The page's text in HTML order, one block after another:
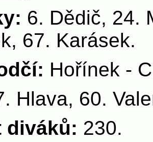
6. Dědič, 24.
67. Karásek.
Hořínek -
Hlava, 60.
diváků: 230.